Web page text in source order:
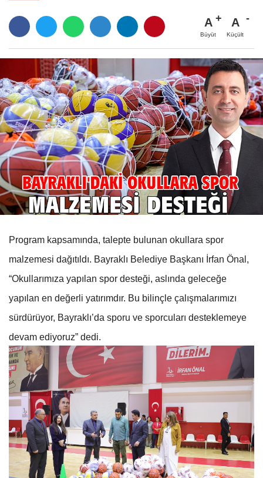
A
Büyüt
A
Küçült
Program kapsamında, talepte bulunan okullara spor
malzemesi dağıtıldı. Bayraklı Belediye Başkanı İrfan Önal,
“Okullarımıza yapılan spor desteği, aslında geleceğe
yapılan en değerli yatırımdır. Bu bilinçle çalışmalarımızı
sürdürüyor, Bayraklı’da sporu ve sporcuları desteklemeye
devam ediyoruz” dedi.